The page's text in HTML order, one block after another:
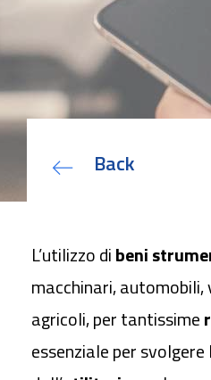
Back
L’utilizzo dibeni
macchinari,
agricoli, per tantissime
essenziale per